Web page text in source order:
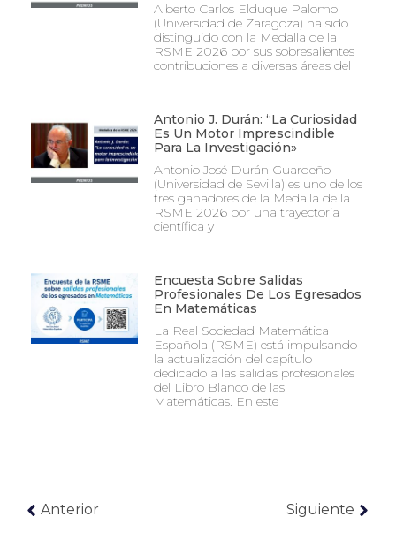
Alberto Carlos Elduque Palomo
(Universidad de Zaragoza) ha sido
distinguido con la Medalla de la
RSME 2026 por sus sobresalientes
contribuciones a diversas áreas del
Antonio J. Durán: “La Curiosidad
Es Un Motor Imprescindible
Para La Investigación»
Antonio José Durán Guardeño
(Universidad de Sevilla) es uno de los
tres ganadores de la Medalla de la
RSME 2026 por una trayectoria
científica y
Encuesta Sobre Salidas
Profesionales De Los Egresados
En Matemáticas
La Real Sociedad Matemática
Española (RSME) está impulsando
la actualización del capítulo
dedicado a las salidas profesionales
del Libro Blanco de las
Matemáticas. En este
Anterior Siguiente